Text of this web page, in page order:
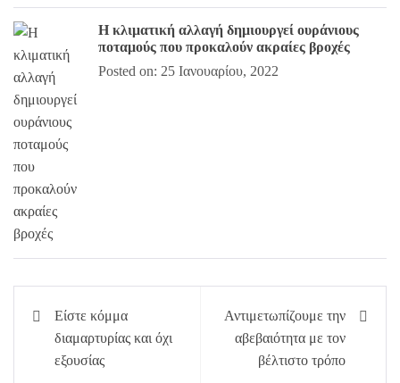
Η κλιματική αλλαγή δημιουργεί ουράνιους
ποταμούς που προκαλούν ακραίες βροχές
Posted on: 25 Ιανουαρίου, 2022
Πλοήγηση
άρθρων
Είστε κόμμα
διαμαρτυρίας και όχι
εξουσίας
Αντιμετωπίζουμε την
αβεβαιότητα με τον
βέλτιστο τρόπο